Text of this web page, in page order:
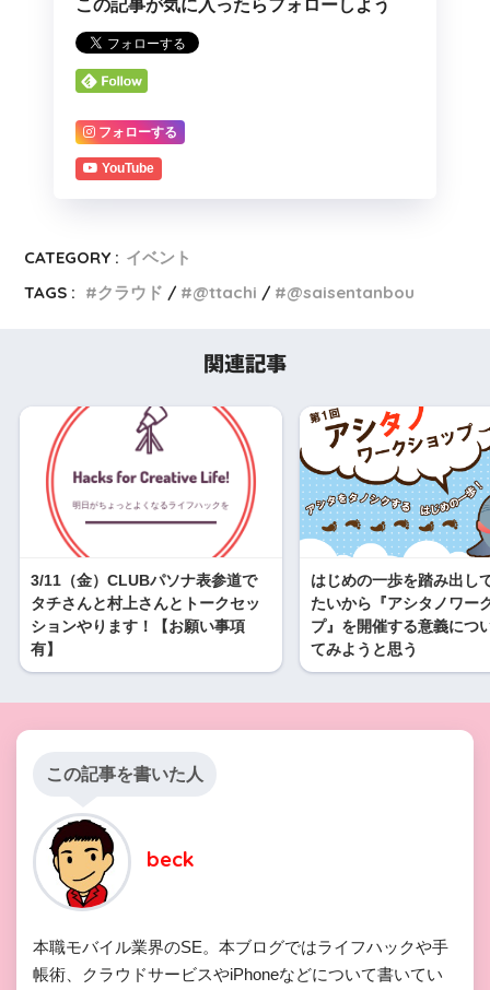
この記事が気に入ったらフォローしよう
フォローする
YouTube
CATEGORY : イベント
TAGS :
クラウド @ttachi @saisentanbou
関連記事
3/11（金）CLUBパソナ表参道で
タチさんと村上さんとトークセッ
ションやります！【お願い事項
有】
はじめの一歩を踏み出し
たいから『アシタノワー
プ』を開催する意義につ
てみようと思う
この記事を書いた人
beck
本職モバイル業界のSE。本ブログではライフハックや手
帳術、クラウドサービスやiPhoneなどについて書いてい